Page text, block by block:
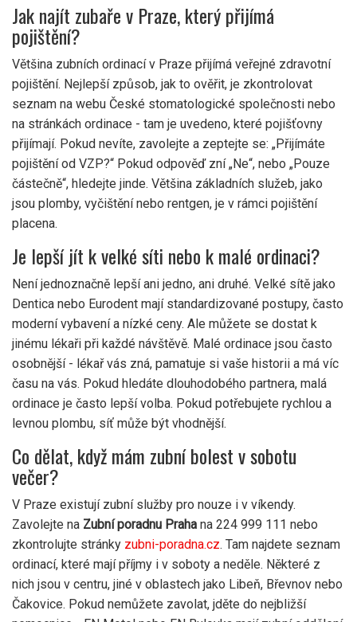
Jak najít zubaře v Praze, který přijímá
pojištění?
Většina zubních ordinací v Praze přijímá veřejné zdravotní
pojištění. Nejlepší způsob, jak to ověřit, je zkontrolovat
seznam na webu České stomatologické společnosti nebo
na stránkách ordinace - tam je uvedeno, které pojišťovny
přijímají. Pokud nevíte, zavolejte a zeptejte se: „Přijímáte
pojištění od VZP?“ Pokud odpověď zní „Ne“, nebo „Pouze
částečně“, hledejte jinde. Většina základních služeb, jako
jsou plomby, vyčištění nebo rentgen, je v rámci pojištění
placena.
Je lepší jít k velké síti nebo k malé ordinaci?
Není jednoznačně lepší ani jedno, ani druhé. Velké sítě jako
Dentica nebo Eurodent mají standardizované postupy, často
moderní vybavení a nízké ceny. Ale můžete se dostat k
jinému lékaři při každé návštěvě. Malé ordinace jsou často
osobnější - lékař vás zná, pamatuje si vaše historii a má víc
času na vás. Pokud hledáte dlouhodobého partnera, malá
ordinace je často lepší volba. Pokud potřebujete rychlou a
levnou plombu, síť může být vhodnější.
Co dělat, když mám zubní bolest v sobotu
večer?
V Praze existují zubní služby pro nouze i v víkendy.
Zavolejte na Zubní poradnu Praha na 224 999 111 nebo
zkontrolujte stránky zubni-poradna.cz. Tam najdete seznam
ordinací, které mají příjmy i v soboty a neděle. Některé z
nich jsou v centru, jiné v oblastech jako Libeň, Břevnov nebo
Čakovice. Pokud nemůžete zavolat, jděte do nejbližší